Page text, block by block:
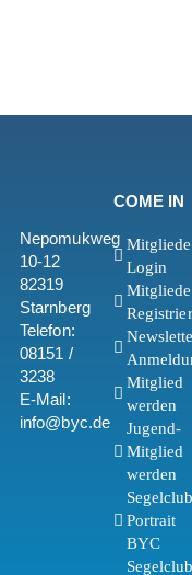
Nepomukweg
10-12
82319
Starnberg
Telefon:
08151 /
3238
E-Mail:
info@byc.de
COME IN
Login
Mitglied
werden
Jugend-
Mitglied
werden
Segelclub
Portrait
BYC
Segelclub